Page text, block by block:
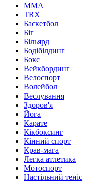
MMA
TRX
Баскетбол
Біг
Більярд
Бодібілдинг
Бокс
Вейкбординг
Велоспорт
Волейбол
Веслування
Здоров'я
Йога
Карате
Кікбоксинг
Кінний спорт
Крав-мага
Легка атлетика
Мотоспорт
Настільний теніс